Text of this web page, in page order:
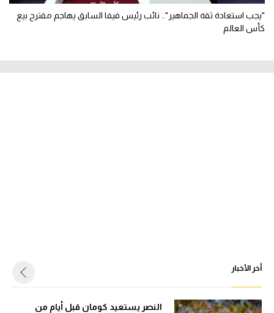
"يجب استعادة ثقة الجماهير".. نائب رئيس فيفا السابق يهاجم مقترح بيع
كأس العالم
أخر الأخبار
النصر يستعيد كومان قبل أيام من